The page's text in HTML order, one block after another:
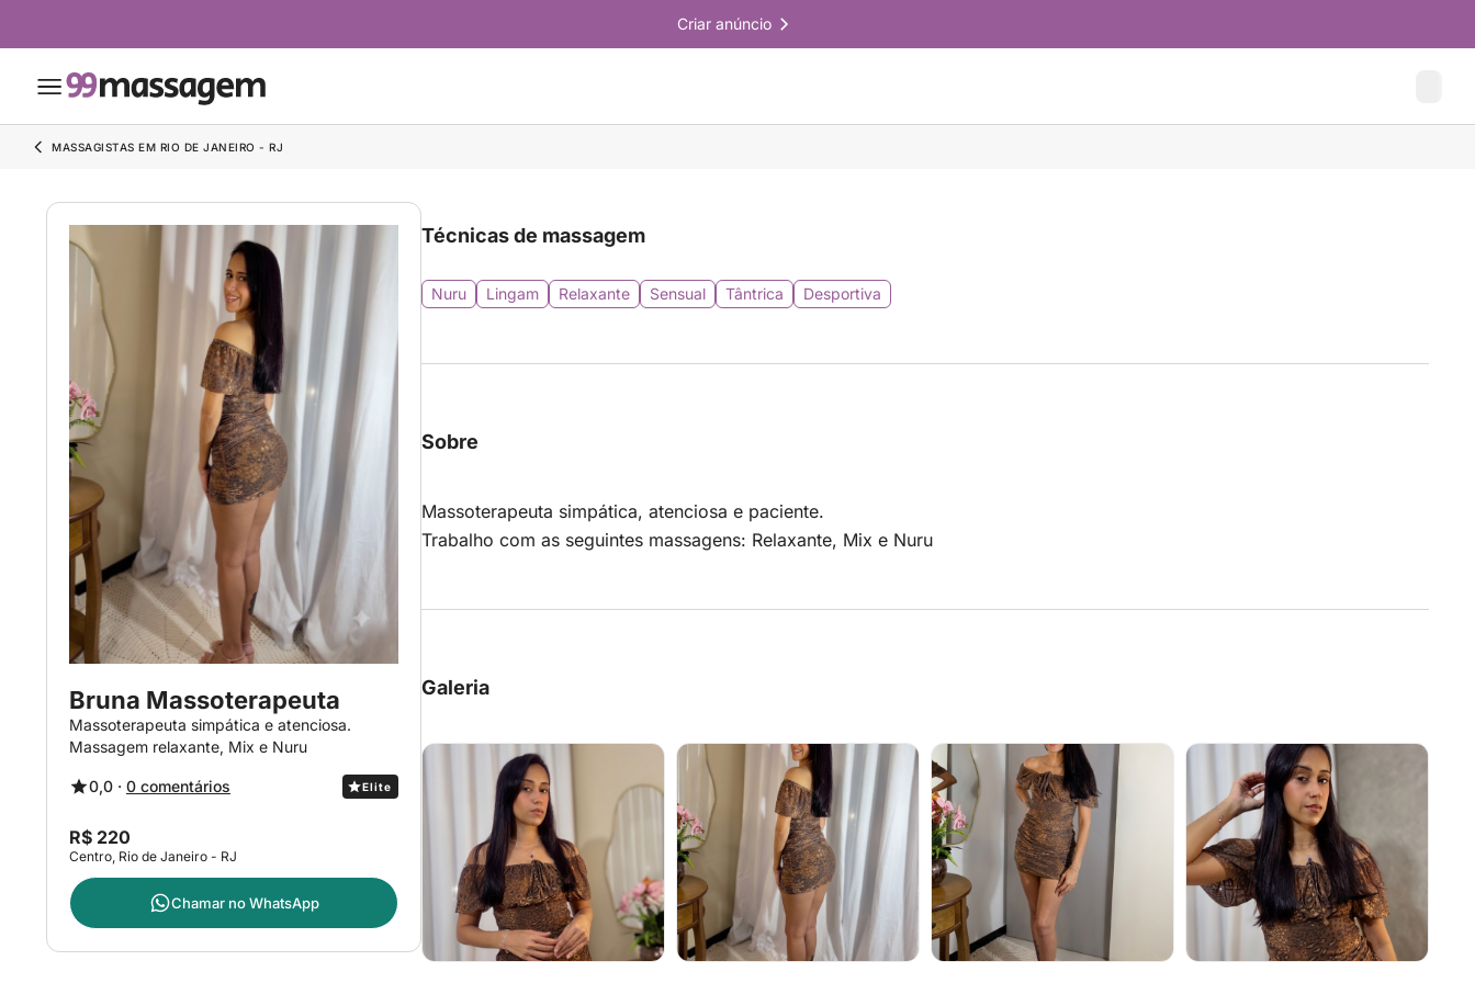
Criar anúncio
MASSAGISTAS EM RIO DE JANEIRO - RJ
Bruna Massoterapeuta
Massoterapeuta simpática e atenciosa.
Massagem relaxante, Mix e Nuru
0,0 · 0 comentários Elite
R$ 220
Centro, Rio de Janeiro - RJ
Chamar noWhatsApp
Técnicas de massagem
Nuru Lingam Relaxante Sensual Tântrica Desportiva
Sobre
Massoterapeuta simpática, atenciosa e paciente.
Trabalho com as seguintes massagens: Relaxante, Mix e Nuru
Galeria